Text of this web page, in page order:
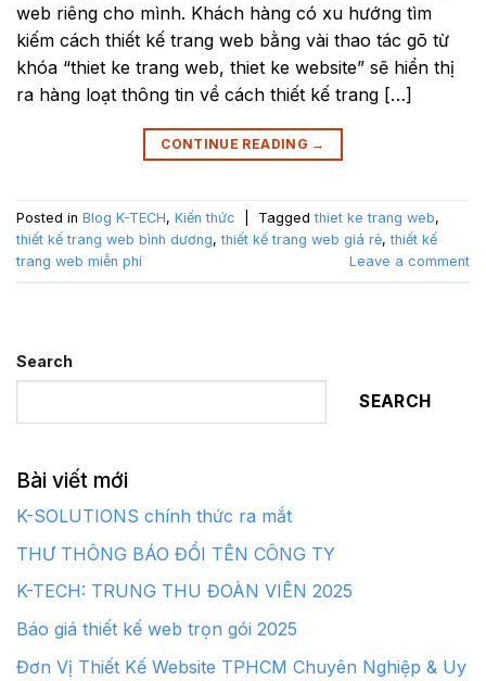
web riêng cho mình. Khách hàng có xu hướng tìm
kiếm cách thiết kế trang web bằng vài thao tác gõ từ
khóa “thiet ke trang web, thiet ke website” sẽ hiển thị
ra hàng loạt thông tin về cách thiết kế trang […]
CONTINUE READING →
Posted in Blog K-TECH, Kiến thức Taggedthiet ke trang web,
thiết kế trang web bình dương,thiết kế trang web giá rẻ,thiết kế
trang web miễn phí
Leave a comment
Search
SEARCH
Bài viết mới
K-SOLUTIONS chính thức ra mắt
THƯ THÔNG BÁO ĐỔI TÊN CÔNG TY
K-TECH: TRUNG THU ĐOÀN VIÊN 2025
Báo giá thiết kế web trọn gói 2025
Đơn Vị Thiết Kế Website TPHCM Chuyên Nghiệp & Uy